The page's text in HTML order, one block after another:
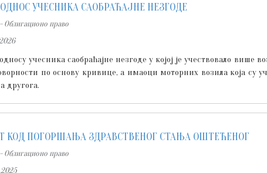
УЧЕСНИКА САОБРАЋАЈНЕ НЕЗГОДЕ
Облигационо право
учесника саобраћајне незгоде у којој је учествовало више
по основу кривице, а имаоци моторних возила која су
другога.
КОД ПОГОРШАЊА ЗДРАВСТВЕНОГ СТАЊА ОШТЕЋЕНОГ
Облигационо право